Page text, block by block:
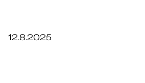
12.8.2025